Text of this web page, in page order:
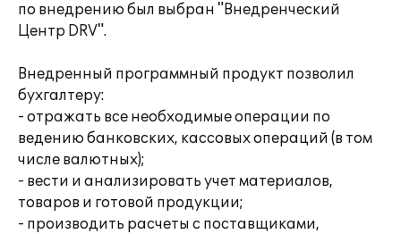
по внедрению был выбран "Внедренческий
Центр DRV".
Внедренный программный продукт позволил
бухгалтеру:
- отражать все необходимые операции по
ведению банковских, кассовых операций (в том
числе валютных);
- вести и анализировать учет материалов,
товаров и готовой продукции;
- производить расчеты с поставщиками,